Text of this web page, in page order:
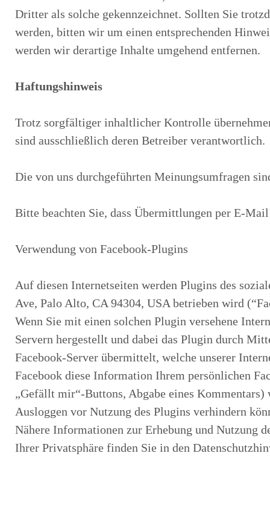
Dritter als solche gekennzeichnet. Sollten Sie
werden, bitten wir um einen entsprechenden
werden wir derartige Inhalte umgehend entfernen.
Haftungshinweis
Trotz sorgfältiger inhaltlicher Kontrolle
sind ausschließlich deren Betreiber verantwortlich.
Die von uns durchgeführten Meinungsumfragen
Bitte beachten Sie, dass Übermittlungen per E-
Verwendung von Facebook-Plugins
Auf diesen Internetseiten werden Plugins des
Ave, Palo Alto, CA 94304, USA betrieben wird
Wenn Sie mit einen solchen Plugin versehene
Servern hergestellt und dabei das Plugin durch
Facebook-Server übermittelt, welche unserer
Facebook diese Information Ihrem persönlichen
„Gefällt mir“-Buttons, Abgabe eines
Ausloggen vor Nutzung des Plugins verhindern
Nähere Informationen zur Erhebung und Nutzung
Ihrer Privatsphäre finden Sie in den